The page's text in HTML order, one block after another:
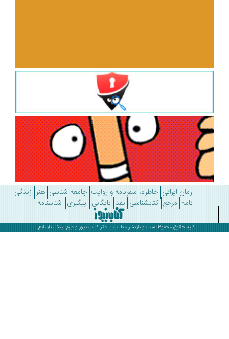
رمان ایرانی خاطره، سفرنامه و روایت جامعه شناسی هنر زندگی
مرجع کتابشناسی نقد بایگانی پیگیری شناسنامه
کلیه حقوق محفوظ است و بازنشر مطالب با ذکرکتاب نیوز و درج لینک، بلامانع .